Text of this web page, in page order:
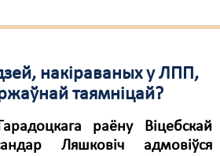
накіраваных у ЛПП,
таямніцай?
раёну Віцебскай
Ляшковіч адмовіўся